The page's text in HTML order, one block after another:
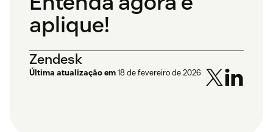
aplique!
Zendesk
Última atualização em18 de fevereiro de 2026